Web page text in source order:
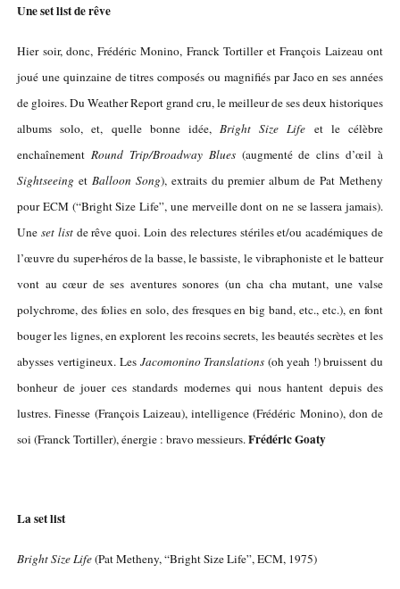
Une set list de rêve
Hier soir, donc, Frédéric Monino, Franck Tortiller et François Laizeau ont
joué une quinzaine de titres composés ou magnifiés par Jaco en ses années
de gloires. Du Weather Report grand cru, le meilleur de ses deux historiques
albums solo, et, quelle bonne idée,Bright Size Life et le célèbre
enchaînement Round Trip/Broadway Blues(augmenté de clins d’œil à
Sightseeing et Balloon Song), extraits du premier album de Pat Metheny
pour ECM (“Bright Size Life”, une merveille dont on ne se lassera jamais).
Une set list de rêve quoi. Loin des relectures stériles et/ou académiques de
l’œuvre du super-héros de la basse, le bassiste, le vibraphoniste et le batteur
vont au cœur de ses aventures sonores (un cha cha mutant, une valse
polychrome, des folies en solo, des fresques en big band, etc., etc.), en font
bouger les lignes, en explorent les recoins secrets, les beautés secrètes et les
abysses vertigineux.Les Jacomonino Translations (oh yeah !) bruissent du
bonheur de jouer ces standards modernes qui nous hantent depuis des
lustres. Finesse (François Laizeau), intelligence (Frédéric Monino), don de
soi (Franck Tortiller), énergie : bravo messieurs.Frédéric Goaty
La set list
Bright Size Life(Pat Metheny, “Bright Size Life”, ECM, 1975)